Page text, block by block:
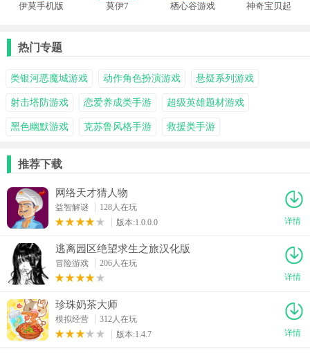
伊莫手机版 莫伊7 栖心谷游戏
神奇宝贝起
热门专题
类银河恶魔城游戏 动作角色扮演游戏 悬疑系列游戏
射击塔防游戏 恋爱养成类手游 超级英雄题材游戏
黑色幽默游戏 克苏鲁风格手游 救援类手游
推荐下载
网络天才猜人物
益智解谜
128人在玩
版本:1.0.0.0
详情
逃离园区绝望求生之旅汉化版
冒险游戏
206人在玩
详情
珍珠奶茶大师
模拟经营
312人在玩
版本:1.4.7
详情